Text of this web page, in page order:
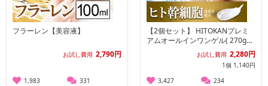
フラーレン【美容液】
お試し費用 2,790円
1,983 331
【2個セット】 HITOKANプレミ
アムオールインワンゲル( 270g×2
お試し費用 2,280円
1個 1,140円
3,427
234